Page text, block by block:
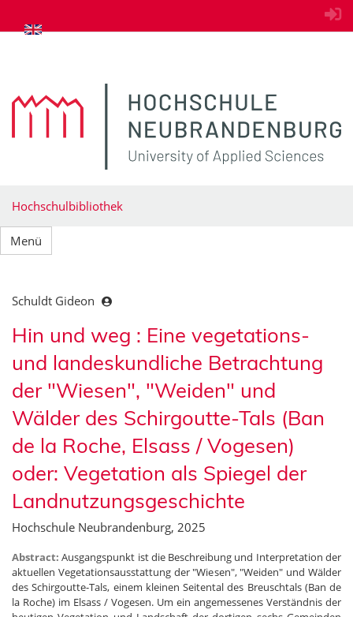
zum Inhalt springen
Hochschulbibliothek
Menü
Schuldt Gideon
Hin und weg : Eine vegetations-
und landeskundliche Betrachtung
der "Wiesen", "Weiden" und
Wälder des Schirgoutte-Tals (Ban
de la Roche, Elsass / Vogesen)
oder: Vegetation als Spiegel der
Landnutzungsgeschichte
Hochschule Neubrandenburg, 2025
Abstract:Ausgangspunkt ist die Beschreibung und Interpretation der
aktuellen Vegetationsausstattung der "Wiesen", "Weiden" und Wälder
des Schirgoutte-Tals, einem kleinen Seitental des Breuschtals (Ban de
la Roche) im Elsass / Vogesen. Um ein angemessenes Verständnis der